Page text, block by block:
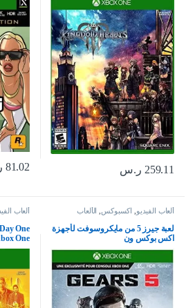
259.11 ر.س 81.02
ألعاب الفيديو اكسبوكس الألعاب
لعبة جيرز 5 من مايكروسوفت لأجهزة
اكس بوكس ون
ألعاب
One
One